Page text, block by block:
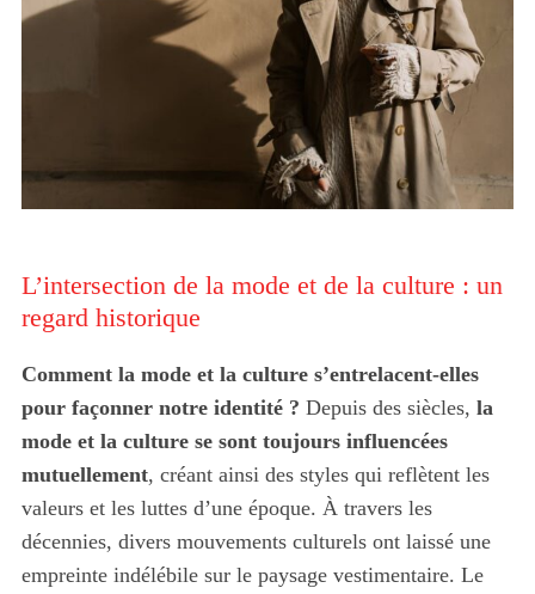
L’intersection de la mode et de la culture : un
regard historique
Comment la mode et la culture s’entrelacent-elles
pour façonner notre identité ? Depuis des siècles, la
mode et la culture se sont toujours influencées
mutuellement, créant ainsi des styles qui reflètent les
valeurs et les luttes d’une époque. À travers les
décennies, divers mouvements culturels ont laissé une
empreinte indélébile sur le paysage vestimentaire. Le